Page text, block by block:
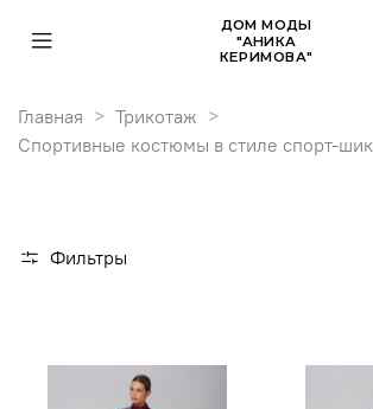
ДОМ МОДЫ
"АНИКА
КЕРИМОВА"
Главная
Трикотаж
Спортивные костюмы в стиле спорт-шик
Фильтры